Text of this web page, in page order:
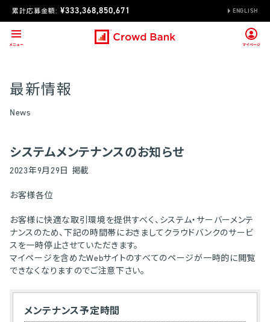
累計応募金額: ¥333,368,850,671 ENGLISH
最新情報
News
システムメンテナンスのお知らせ
2023年9月29日 掲載
お客様各位
お客様に快適な取引環境を提供すべく、システム・サーバーメンテ
ナンスのため、下記の時間帯におきましてクラウドバンクのサービ
スを一時停止させていただきます。
マイページを含めたWebサイトのすべてのページが一時的に閲覧
できなくなりますのでご注意下さい。
メンテナンス予定時間